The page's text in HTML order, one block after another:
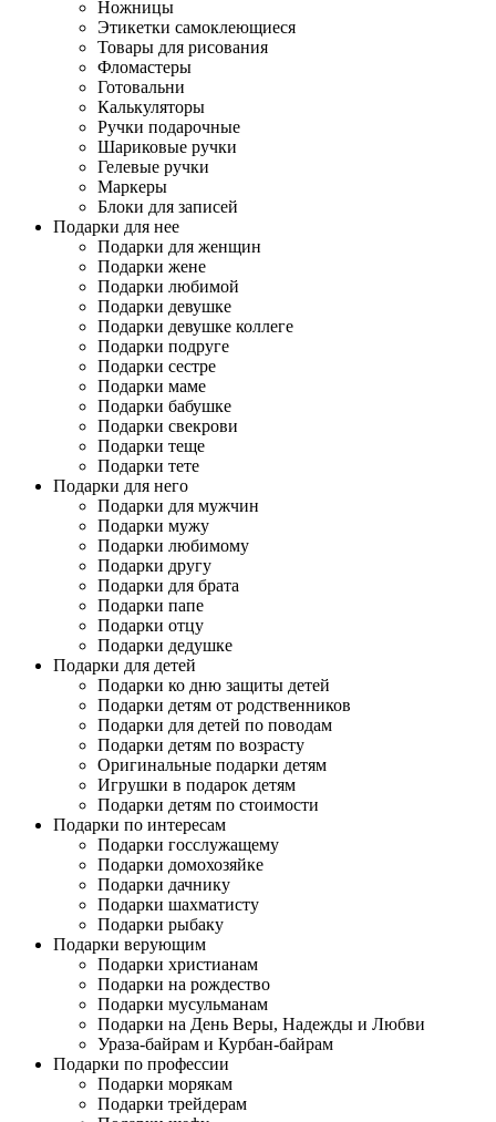
Ножницы
Этикетки самоклеющиеся
Товары для рисования
Фломастеры
Готовальни
Калькуляторы
Ручки подарочные
Шариковые ручки
Гелевые ручки
Маркеры
Блоки для записей
Подарки для нее
Подарки для женщин
Подарки жене
Подарки любимой
Подарки девушке
Подарки девушке коллеге
Подарки подруге
Подарки сестре
Подарки маме
Подарки бабушке
Подарки свекрови
Подарки теще
Подарки тете
Подарки для него
Подарки для мужчин
Подарки мужу
Подарки любимому
Подарки другу
Подарки для брата
Подарки папе
Подарки отцу
Подарки дедушке
Подарки для детей
Подарки ко дню защиты детей
Подарки детям от родственников
Подарки для детей по поводам
Подарки детям по возрасту
Оригинальные подарки детям
Игрушки в подарок детям
Подарки детям по стоимости
Подарки по интересам
Подарки госслужащему
Подарки домохозяйке
Подарки дачнику
Подарки шахматисту
Подарки рыбаку
Подарки верующим
Подарки христианам
Подарки на рождество
Подарки мусульманам
Подарки на День Веры, Надежды и Любви
Ураза-байрам и Курбан-байрам
Подарки по профессии
Подарки морякам
Подарки трейдерам